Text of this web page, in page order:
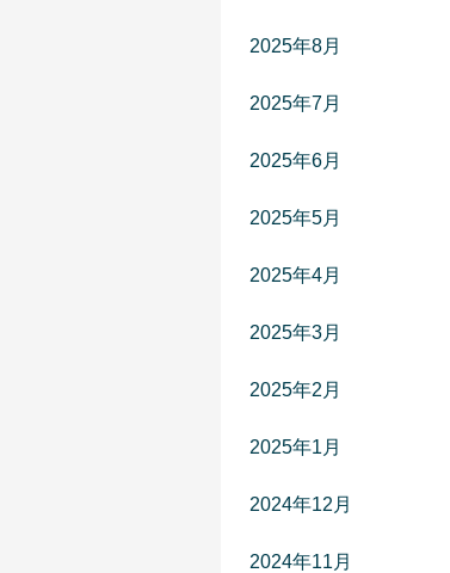
2025年8月
2025年7月
2025年6月
2025年5月
2025年4月
2025年3月
2025年2月
2025年1月
2024年12月
2024年11月